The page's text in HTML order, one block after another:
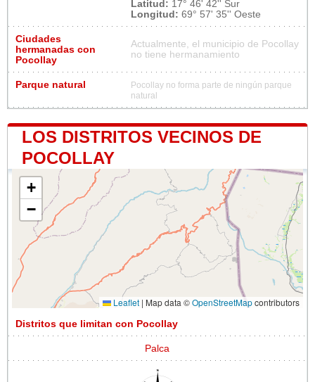
Latitud: 17° 46' 42'' Sur
Longitud: 69° 57' 35'' Oeste
Ciudades
hermanadas con
Pocollay
Actualmente, el municipio de Pocollay
no tiene hermanamiento
Parque natural
Pocollay no forma parte de ningún parque
natural
LOS DISTRITOS VECINOS DE
POCOLLAY
+
−
Leaflet | Map data ©OpenStreetMapcontributors
Distritos que limitan con Pocollay
Palca